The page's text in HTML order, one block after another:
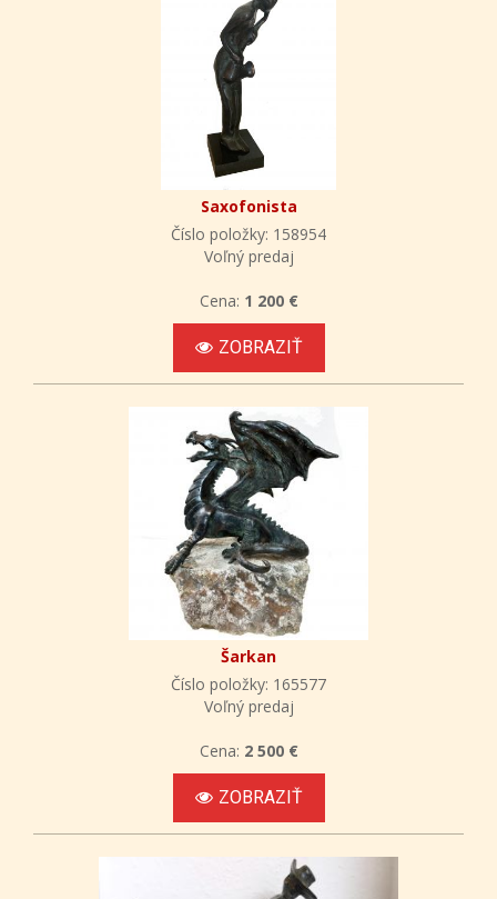
Saxofonista
Číslo položky: 158954
Voľný predaj
Cena: 1 200 €
ZOBRAZIŤ
Šarkan
Číslo položky: 165577
Voľný predaj
Cena: 2 500 €
ZOBRAZIŤ